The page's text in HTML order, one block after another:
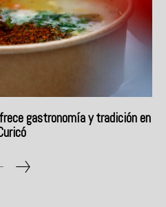
gastronomía y tradición en